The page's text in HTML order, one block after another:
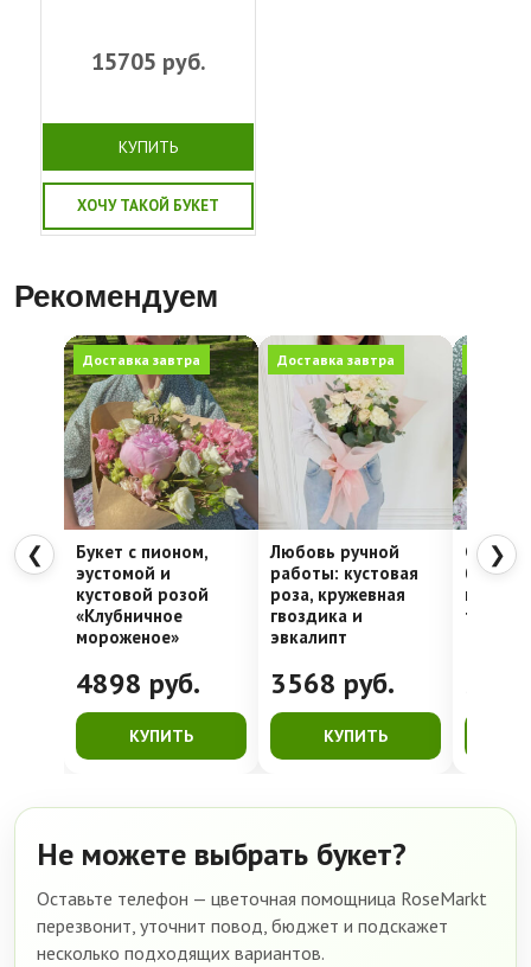
15705 руб.
КУПИТЬ
ХОЧУ ТАКОЙ БУКЕТ
Рекомендуем
❮
Доставка завтра
Букет с пионом,
эустомой и
кустовой розой
«Клубничное
мороженое»
4898 руб.
КУПИТЬ
Доставка завтра
Любовь ручной
работы: кустовая
роза, кружевная
гвоздика и
эвкалипт
3568 руб.
КУПИТЬ
белые
твидия
❯
Не можете выбрать букет?
Оставьте телефон — цветочная помощница RoseMarkt
перезвонит, уточнит повод, бюджет и подскажет
несколько подходящих вариантов.